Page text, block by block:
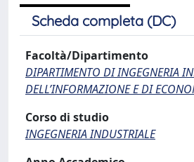
Scheda completa (DC)
Facoltà/Dipartimento
DIPARTIMENTO DI INGEGNERIA
DELL’INFORMAZIONE E DI
Corso di studio
INGEGNERIA INDUSTRIALE